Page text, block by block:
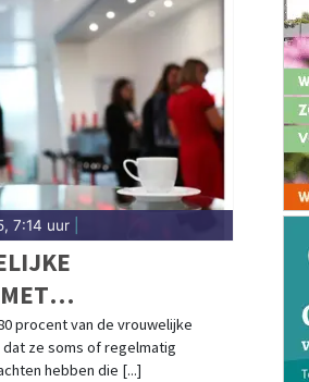
7:14 uur|
DEZE
procent van de vrouwelijke
ze soms of regelmatig
hebben die [...]